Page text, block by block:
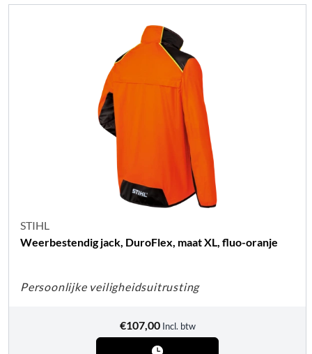
STIHL
Weerbestendig jack, DuroFlex, maat XL, fluo-oranje
Persoonlijke veiligheidsuitrusting
€107,00 Incl. btw